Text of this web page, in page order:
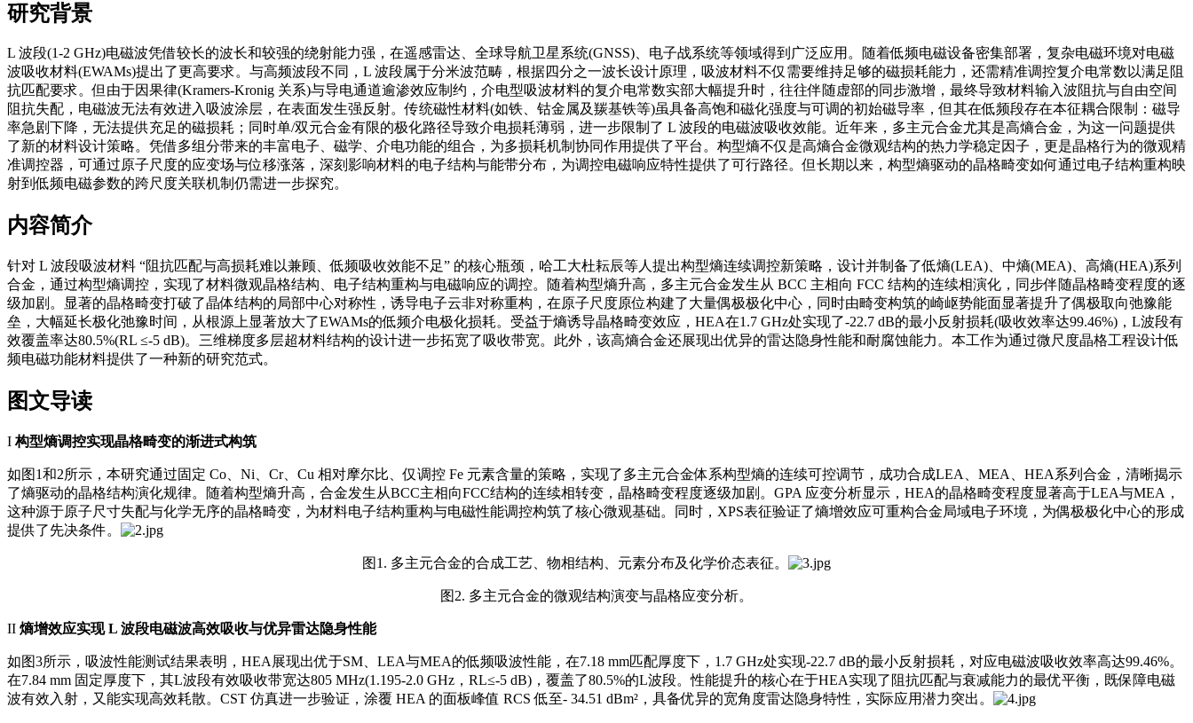
研究背景
L 波段(1-2 GHz)电磁波凭借较长的波长和较强的绕射能力强，在遥感雷达、全球导航卫星系统(GNSS)、电子战系统等领域得到广泛应用。随着低频电磁设备密集部署，复杂电磁环境对电磁
波吸收材料(EWAMs)提出了更高要求。与高频波段不同，L 波段属于分米波范畴，根据四分之一波长设计原理，吸波材料不仅需要维持足够的磁损耗能力，还需精准调控复介电常数以满足阻
抗匹配要求。但由于因果律(Kramers-Kronig 关系)与导电通道逾渗效应制约，介电型吸波材料的复介电常数实部大幅提升时，往往伴随虚部的同步激增，最终导致材料输入波阻抗与自由空间
阻抗失配，电磁波无法有效进入吸波涂层，在表面发生强反射。传统磁性材料(如铁、钴金属及羰基铁等)虽具备高饱和磁化强度与可调的初始磁导率，但其在低频段存在本征耦合限制：磁导
率急剧下降，无法提供充足的磁损耗；同时单/双元合金有限的极化路径导致介电损耗薄弱，进一步限制了 L 波段的电磁波吸收效能。近年来，多主元合金尤其是高熵合金，为这一问题提供
了新的材料设计策略。凭借多组分带来的丰富电子、磁学、介电功能的组合，为多损耗机制协同作用提供了平台。构型熵不仅是高熵合金微观结构的热力学稳定因子，更是晶格行为的微观精
准调控器，可通过原子尺度的应变场与位移涨落，深刻影响材料的电子结构与能带分布，为调控电磁响应特性提供了可行路径。但长期以来，构型熵驱动的晶格畸变如何通过电子结构重构映
射到低频电磁参数的跨尺度关联机制仍需进一步探究。
内容简介
针对 L 波段吸波材料 “阻抗匹配与高损耗难以兼顾、低频吸收效能不足” 的核心瓶颈，哈工大杜耘辰等人提出构型熵连续调控新策略，设计并制备了低熵(LEA)、中熵(MEA)、高熵(HEA)系列
合金，通过构型熵调控，实现了材料微观晶格结构、电子结构重构与电磁响应的调控。随着构型熵升高，多主元合金发生从 BCC 主相向 FCC 结构的连续相演化，同步伴随晶格畸变程度的逐
级加剧。显著的晶格畸变打破了晶体结构的局部中心对称性，诱导电子云非对称重构，在原子尺度原位构建了大量偶极极化中心，同时由畸变构筑的崎岖势能面显著提升了偶极取向弛豫能
垒，大幅延长极化弛豫时间 ，从根源上显著放大了EWAMs的低频介电极化损耗。受益于熵诱导晶格畸变效应，HEA在1.7 GHz处实现了-22.7 dB的最小反射损耗(吸收效率达99.46%)，L波段有
效覆盖率达80.5%(RL ≤-5 dB)。三维梯度多层超材料结构的设计进一步拓宽了吸收带宽。此外，该高熵合金还展现出优异的雷达隐身性能和耐腐蚀能力。本工作为通过微尺度晶格工程设计低
频电磁功能材料提供了一种新的研究范式。
图文导读
I构型熵调控实现晶格畸变的渐进式构筑
如图1和2所示，本研究通过固定 Co、Ni、Cr、Cu 相对摩尔比、仅调控 Fe 元素含量的策略，实现了多主元合金体系构型熵的连续可控调节，成功合成LEA、MEA、HEA系列合金，清晰揭示
了熵驱动的晶格结构演化规律。随着构型熵升高，合金发生从BCC主相向FCC结构的连续相转变，晶格畸变程度逐级加剧。GPA 应变分析显示，HEA的晶格畸变程度显著高于LEA与MEA，
这种源于原子尺寸失配与化学无序的晶格畸变，为材料电子结构重构与电磁性能调控构筑了核心微观基础。同时，XPS表征验证了熵增效应可重构合金局域电子环境，为偶极极化中心的形成
提供了先决条件。
图1. 多主元合金的合成工艺、物相结构、元素分布及化学价态表征。
图2. 多主元合金的微观结构演变与晶格应变分析。
II 熵增效应实现 L 波段电磁波高效吸收与优异雷达隐身性能
如图3所示，吸波性能测试结果表明，HEA展现出优于SM、LEA与MEA的低频吸波性能，在7.18 mm匹配厚度下，1.7 GHz处实现-22.7 dB的最小反射损耗，对应电磁波吸收效率高达99.46%。
在7.84 mm 固定厚度下，其L波段有效吸收带宽达805 MHz(1.195-2.0 GHz，RL≤-5 dB)，覆盖了80.5%的L波段。性能提升的核心在于HEA实现了阻抗匹配与衰减能力的最优平衡，既保障电磁
波有效入射，又能实现高效耗散。CST 仿真进一步验证，涂覆 HEA 的面板峰值 RCS 低至- 34.51 dBm²，具备优异的宽角度雷达隐身特性，实际应用潜力突出。